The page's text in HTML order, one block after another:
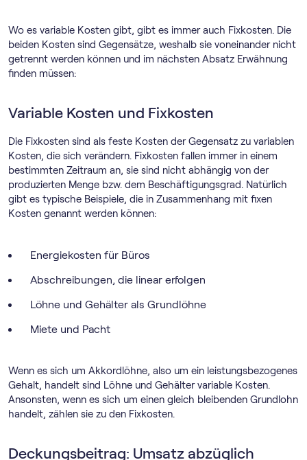
Wo es variable Kosten gibt, gibt es immer auch Fixkosten. Die
beiden Kosten sind Gegensätze, weshalb sie voneinander nicht
getrennt werden können und im nächsten Absatz Erwähnung
finden müssen:
Variable Kosten und Fixkosten
Die Fixkosten sind als feste Kosten der Gegensatz zu variablen
Kosten, die sich verändern. Fixkosten fallen immer in einem
bestimmten Zeitraum an, sie sind nicht abhängig von der
produzierten Menge bzw. dem Beschäftigungsgrad. Natürlich
gibt es typische Beispiele, die in Zusammenhang mit fixen
Kosten genannt werden können:
Energiekosten für Büros
Abschreibungen, die linear erfolgen
Löhne und Gehälter als Grundlöhne
Miete und Pacht
Wenn es sich um Akkordlöhne, also um ein leistungsbezogenes
Gehalt, handelt sind Löhne und Gehälter variable Kosten.
Ansonsten, wenn es sich um einen gleich bleibenden Grundlohn
handelt, zählen sie zu den Fixkosten.
Deckungsbeitrag: Umsatz abzüglich